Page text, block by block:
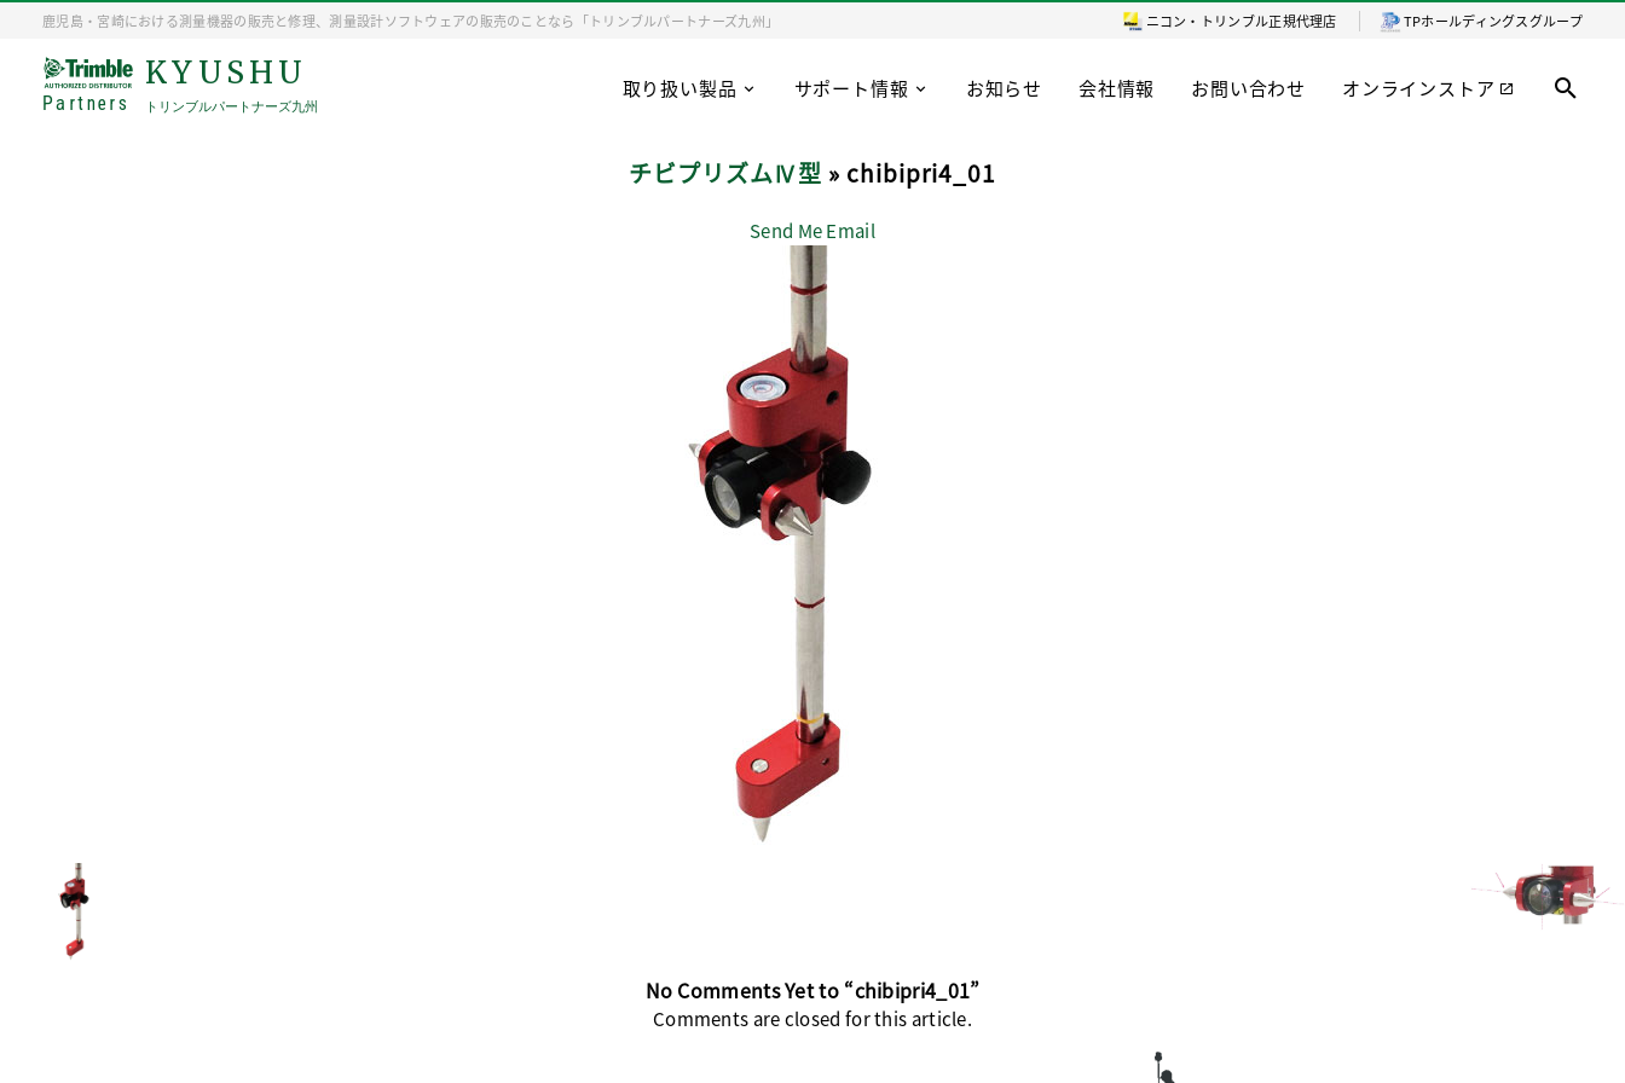
鹿児島・宮崎における測量機器の販売と修理、測量設計ソフトウェアの販売のことなら「トリンブルパートナーズ九州」 ニコン・トリンブル正規代理店 TPホールディングスグループ
Partners
KYUSHU
トリンブルパートナーズ九州
取り扱い製品 サポート情報 お知らせ 会社情報 お問い合わせ オンラインストア
チビプリズムⅣ型 » chibipri4_01
Send Me Email
No Comments Yet to “chibipri4_01”
Comments are closed for this article.